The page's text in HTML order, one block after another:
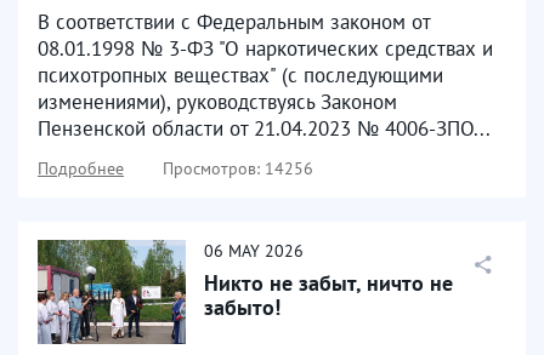
В соответствии с Федеральным законом от
08.01.1998 № 3-ФЗ "О наркотических средствах и
психотропных веществах" (с последующими
изменениями), руководствуясь Законом
Пензенской области от 21.04.2023 № 4006-ЗПО...
Подробнее Просмотров: 14256
06 MAY 2026
Никто не забыт, ничто не
забыто!